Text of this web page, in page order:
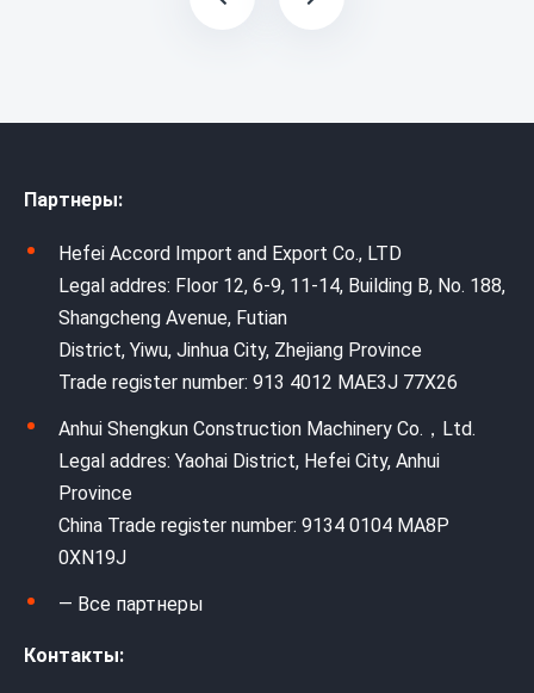
Партнеры:
Hefei Accord Import and Export Co., LTD
Legal addres: Floor 12, 6-9, 11-14, Building B, No. 188,
Shangcheng Avenue, Futian
District, Yiwu, Jinhua City, Zhejiang Province
Trade register number: 913 4012 MAE3J 77X26
Anhui Shengkun Construction Machinery Co.，Ltd.
Legal addres: Yaohai District, Hefei City, Anhui
Province
China Trade register number: 9134 0104 MA8P
0XN19J
— Все партнеры
Контакты: